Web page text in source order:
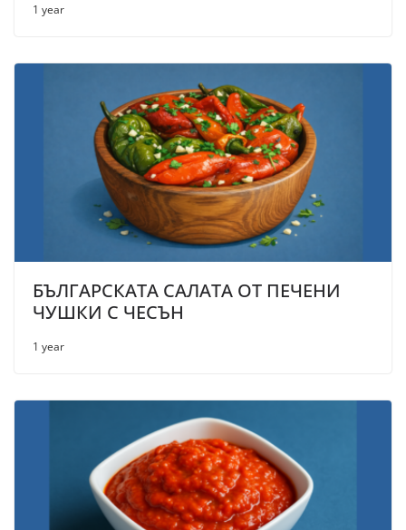
1 year
БЪЛГАРСКАТА САЛАТА ОТ ПЕЧЕНИ
ЧУШКИ С ЧЕСЪН
1 year